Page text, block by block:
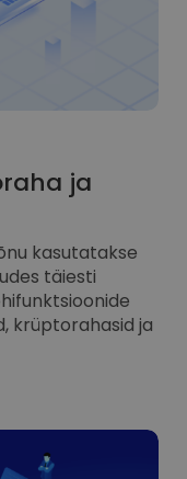
ja
kasutatakse
täiesti
krüptorahasid ja